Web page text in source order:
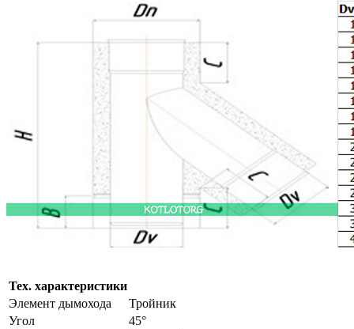
Тех. характеристики
Элемент дымохода
Тройник
Угол
45°